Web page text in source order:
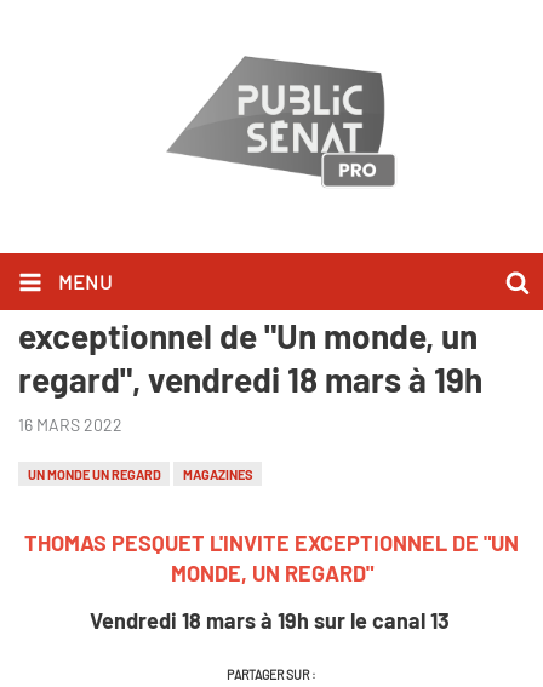
MENU
Thomas Pesquet l'invité
exceptionnel de "Un monde, un
regard", vendredi 18 mars à 19h
16 MARS 2022
UN MONDE UN REGARD MAGAZINES
THOMAS PESQUET L'INVITE EXCEPTIONNEL DE "UN
MONDE, UN REGARD"
Vendredi 18 mars à 19h sur le canal 13
PARTAGER SUR :